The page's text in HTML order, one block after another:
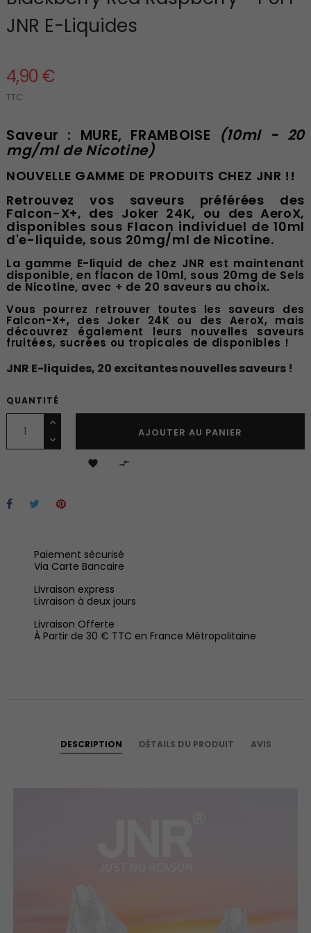
JNR E-Liquides
4,90 €
TTC
Saveur : MURE, FRAMBOISE (10ml - 20
mg/ml de Nicotine)
NOUVELLE GAMME DE PRODUITS CHEZ JNR !!
Retrouvez vos saveurs préférées des
Falcon-X+, des Joker 24K, ou des AeroX,
disponibles sous Flacon individuel de 10ml
d'e-liquide, sous 20mg/ml de Nicotine.
La gamme E-liquid de chez JNR est maintenant
disponible, en flacon de 10ml, sous 20mg de Sels
de Nicotine, avec + de 20 saveurs au choix.
Vous pourrez retrouver toutes les saveurs des
Falcon-X+, des Joker 24K ou des AeroX, mais
découvrez également leurs nouvelles saveurs
fruitées, sucrées ou tropicales de disponibles !
JNR E-liquides, 20 excitantes nouvelles saveurs !
QUANTITÉ
AJOUTER AU PANIER
 
Paiement sécurisé
Via Carte Bancaire
Livraison express
Livraison à deux jours
Livraison Offerte
À Partir de 30 € TTC en France Métropolitaine
DESCRIPTION DÉTAILS DU PRODUIT AVIS